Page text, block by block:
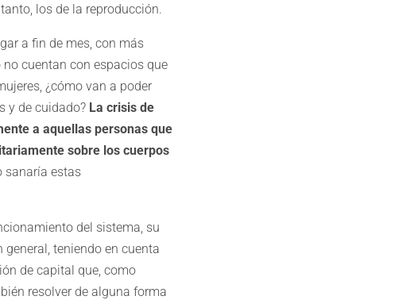
los de la reproducción.
a fin de mes, con más
cuentan con espacios que
¿cómo van a poder
y de cuidado? La crisis de
a aquellas personas que
sobre los cuerpos
sanaría estas
del sistema, su
teniendo en cuenta
de capital que, como
resolver de alguna forma